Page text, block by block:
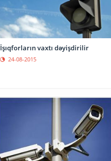
İşıqforların vaxtı dəyişdirilir
24-08-2015